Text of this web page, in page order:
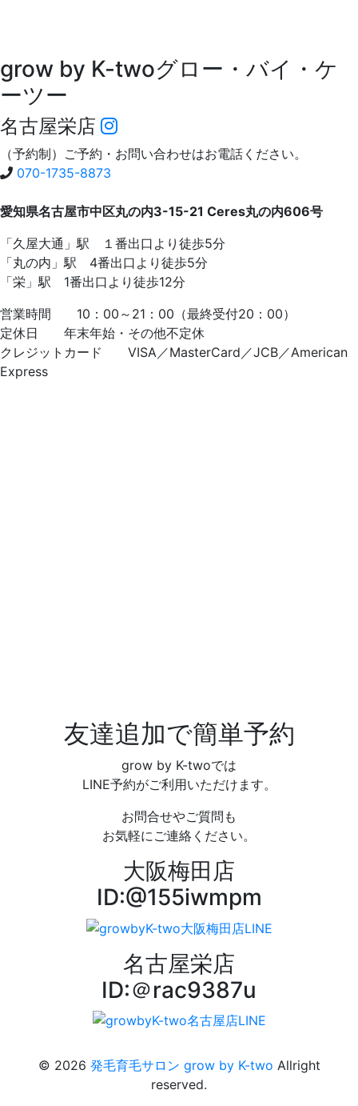
grow by K-twoグロー・バイ・ケ
ーツー
名古屋栄店
（予約制）ご予約・お問い合わせはお電話ください。
070-1735-8873
愛知県名古屋市中区丸の内3-15-21 Ceres丸の内606号
「久屋大通」駅 １番出口より徒歩5分
「丸の内」駅 4番出口より徒歩5分
「栄」駅 1番出口より徒歩12分
営業時間 10：00～21：00（最終受付20：00）
定休日 年末年始・その他不定休
クレジットカード VISA／MasterCard／JCB／American
Express
友達追加で簡単予約
grow by K-twoでは
LINE予約がご利用いただけます。
お問合せやご質問も
お気軽にご連絡ください。
大阪梅田店
ID:@155iwmpm
名古屋栄店
ID:＠rac9387u
© 2026 発毛育毛サロン grow by K-two Allright
reserved.